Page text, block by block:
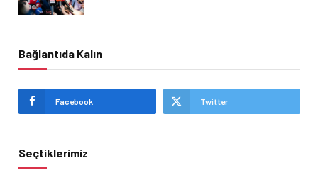
Bağlantıda Kalın
Facebook Twitter
Seçtiklerimiz